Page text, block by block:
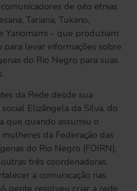
de oito etnias
Tariana, Tukano,
Yanomami – que produziam
para levar informações sobre
do Rio Negro para suas
da Rede desde sua
social Elizângela da Silva, do
que quando assumiu o
da Federação das
do Rio Negro (FOIRN),
três coordenadoras,
a comunicação nas
gente resolveu criar a rede